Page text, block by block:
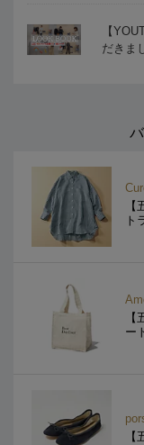
【
だきま
ト
ー